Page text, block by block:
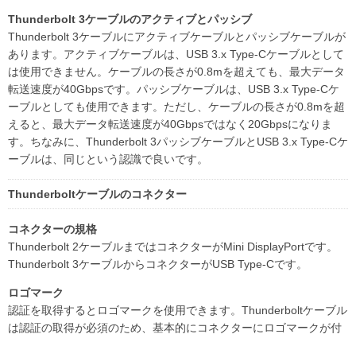
Thunderbolt 3ケーブルのアクティブとパッシブ
Thunderbolt 3ケーブルにアクティブケーブルとパッシブケーブルが
あります。アクティブケーブルは、USB 3.x Type-Cケーブルとして
は使用できません。ケーブルの長さが0.8mを超えても、最大データ
転送速度が40Gbpsです。パッシブケーブルは、USB 3.x Type-Cケ
ーブルとしても使用できます。ただし、ケーブルの長さが0.8mを超
えると、最大データ転送速度が40Gbpsではなく20Gbpsになりま
す。ちなみに、Thunderbolt 3パッシブケーブルとUSB 3.x Type-Cケ
ーブルは、同じという認識で良いです。
Thunderboltケーブルのコネクター
コネクターの規格
Thunderbolt 2ケーブルまではコネクターがMini DisplayPortです。
Thunderbolt 3ケーブルからコネクターがUSB Type-Cです。
ロゴマーク
認証を取得するとロゴマークを使用できます。Thunderboltケーブル
は認証の取得が必須のため、基本的にコネクターにロゴマークが付